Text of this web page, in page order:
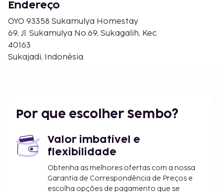
Endereço
OYO 93358 Sukamulya Homestay
69, Jl. Sukamulya No.69, Sukagalih, Kec.
40163
Sukajadi, Indonésia
Por que escolher Sembo?
Valor imbatível e
flexibilidade
Obtenha as melhores ofertas com a nossa
Garantia de Correspondência de Preços e
escolha opções de pagamento que se